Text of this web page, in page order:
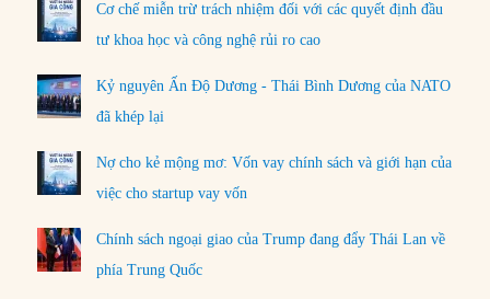
Cơ chế miễn trừ trách nhiệm đối với các quyết định đầu
tư khoa học và công nghệ rủi ro cao
Kỷ nguyên Ấn Độ Dương - Thái Bình Dương của NATO
đã khép lại
Nợ cho kẻ mộng mơ: Vốn vay chính sách và giới hạn của
việc cho startup vay vốn
Chính sách ngoại giao của Trump đang đẩy Thái Lan về
phía Trung Quốc